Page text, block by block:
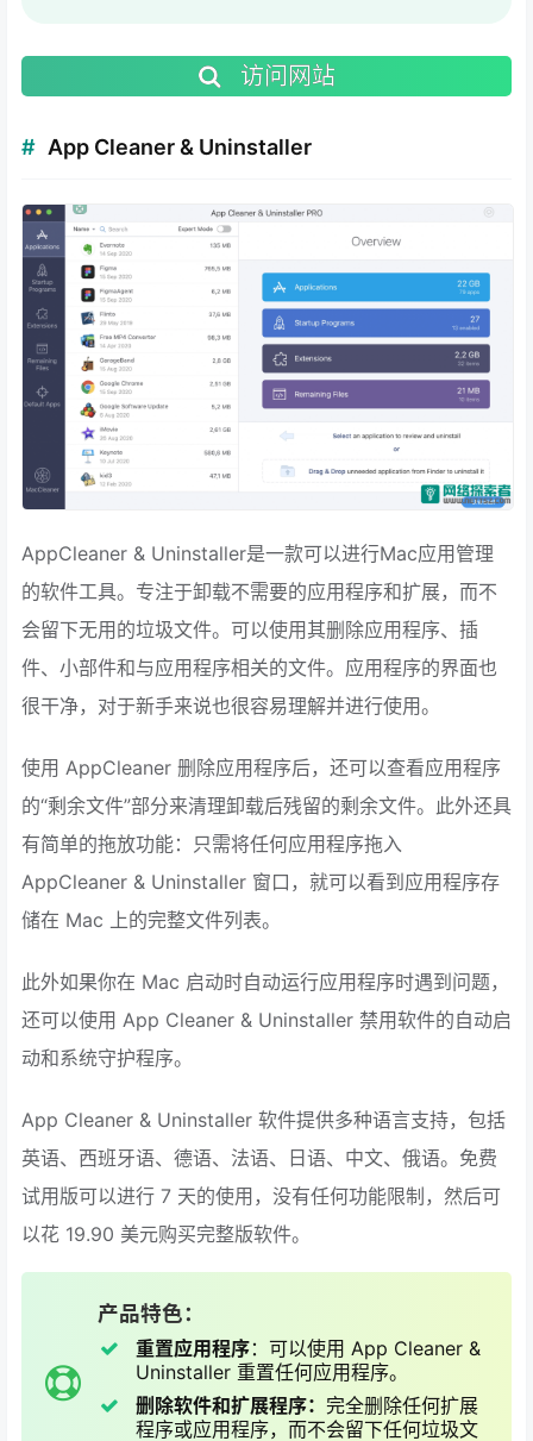
访问网站
App Cleaner & Uninstaller
AppCleaner & Uninstaller是一款可以进行Mac应用管理
的软件工具。专注于卸载不需要的应用程序和扩展，而不
会留下无用的垃圾文件。可以使用其删除应用程序、插
件、小部件和与应用程序相关的文件。应用程序的界面也
很干净，对于新手来说也很容易理解并进行使用。
使用 AppCleaner 删除应用程序后，还可以查看应用程序
的“剩余文件”部分来清理卸载后残留的剩余文件。此外还具
有简单的拖放功能：只需将任何应用程序拖入
AppCleaner & Uninstaller 窗口，就可以看到应用程序存
储在 Mac 上的完整文件列表。
此外如果你在 Mac 启动时自动运行应用程序时遇到问题，
还可以使用 App Cleaner & Uninstaller 禁用软件的自动启
动和系统守护程序。
App Cleaner & Uninstaller 软件提供多种语言支持，包括
英语、西班牙语、德语、法语、日语、中文、俄语。免费
试用版可以进行 7 天的使用，没有任何功能限制，然后可
以花 19.90 美元购买完整版软件。
产品特色：
重置应用程序：可以使用 App Cleaner &
Uninstaller 重置任何应用程序。
删除软件和扩展程序： 完全删除任何扩展
程序或应用程序，而不会留下任何垃圾文